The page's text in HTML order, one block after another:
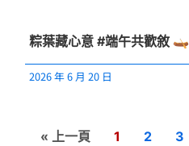
粽葉藏心意 #端午共歡敘 🛶
2026 年 6 月 20 日
« 上一頁 1 2 3